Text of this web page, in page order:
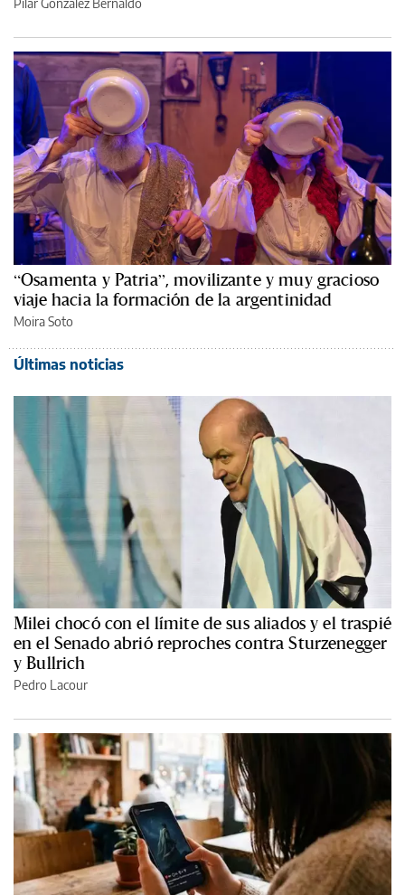
Pilar González Bernaldo
“Osamenta y Patria”, movilizante y muy gracioso
viaje hacia la formación de la argentinidad
Moira Soto
Últimas noticias
Milei chocó con el límite de sus aliados y el traspié
en el Senado abrió reproches contra Sturzenegger
y Bullrich
Pedro Lacour